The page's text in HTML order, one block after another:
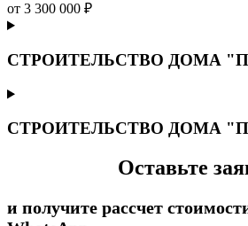
от 3 300 000 ₽
СТРОИТЕЛЬСТВО ДОМА
СТРОИТЕЛЬСТВО ДОМА
Оставьте
и получите рассчет